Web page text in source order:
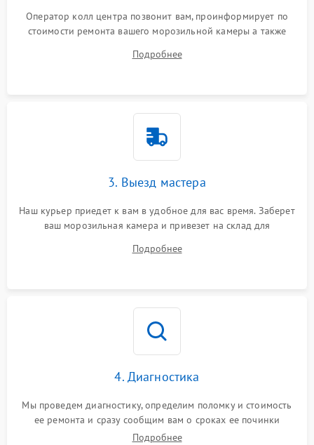
Оператор колл центра позвонит вам, проинформирует по
стоимости ремонта вашего морозильной камеры а также
Подробнее
3. Выезд мастера
Наш курьер приедет к вам в удобное для вас время. Заберет
ваш морозильная камера и привезет на склад для
Подробнее
4. Диагностика
Мы проведем диагностику, определим поломку и стоимость
ее ремонта и сразу сообщим вам о сроках ее починки
Подробнее